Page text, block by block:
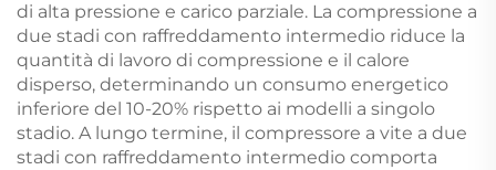
di alta pressione e carico parziale. La compressione a
due stadi con raffreddamento intermedio riduce la
quantità di lavoro di compressione e il calore
disperso, determinando un consumo energetico
inferiore del 10-20% rispetto ai modelli a singolo
stadio. A lungo termine, il compressore a vite a due
stadi con raffreddamento intermedio comporta